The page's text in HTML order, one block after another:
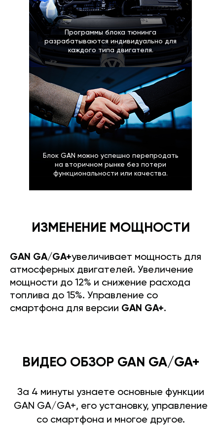
Программы блока тюнинга
разрабатываются индивидуально для
каждого типа двигателя.
Блок GAN можно успешно перепродать
на вторичном рынке без потери
функциональности или качества.
ИЗМЕНЕНИЕ МОЩНОСТИ
GAN GA/GA+увеличивает мощность для
атмосферных двигателей. Увеличение
мощности до 12% и снижение расхода
топлива до 15%. Управление со
смартфона для версии GAN GA+.
ВИДЕО ОБЗОР GAN GA/GA+
За 4 минуты узнаете основные функции
GAN GA/GA+, его установку, управление
со смартфона и многое другое.